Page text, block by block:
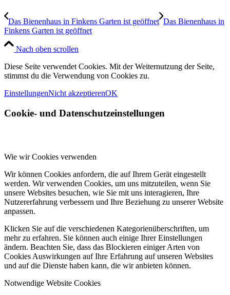
Das Bienenhaus in Finkens Garten ist geöffnet Das Bienenhaus in
Finkens Garten ist geöffnet
Nach oben scrollen
Diese Seite verwendet Cookies. Mit der Weiternutzung der Seite,
stimmst du die Verwendung von Cookies zu.
EinstellungenNicht akzeptierenOK
Cookie- und Datenschutzeinstellungen
Wie wir Cookies verwenden
Wir können Cookies anfordern, die auf Ihrem Gerät eingestellt
werden. Wir verwenden Cookies, um uns mitzuteilen, wenn Sie
unsere Websites besuchen, wie Sie mit uns interagieren, Ihre
Nutzererfahrung verbessern und Ihre Beziehung zu unserer Website
anpassen.
Klicken Sie auf die verschiedenen Kategorienüberschriften, um
mehr zu erfahren. Sie können auch einige Ihrer Einstellungen
ändern. Beachten Sie, dass das Blockieren einiger Arten von
Cookies Auswirkungen auf Ihre Erfahrung auf unseren Websites
und auf die Dienste haben kann, die wir anbieten können.
Notwendige Website Cookies